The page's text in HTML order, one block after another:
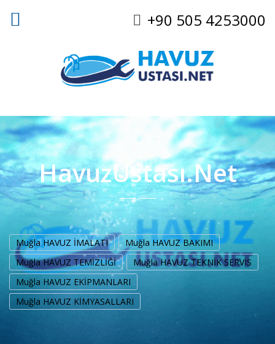
+90 505 4253000
HavuzUstası.Net
Muğla HAVUZ İMALATI
Muğla HAVUZ BAKIMI
Muğla HAVUZ TEMİZLİĞİ
Muğla HAVUZ TEKNİK SERVİS
Muğla HAVUZ EKİPMANLARI
Muğla HAVUZ KİMYASALLARI